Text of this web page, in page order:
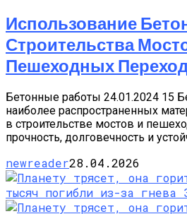
Использование
Строительства
Пешеходных
Бетонные работы 24.01.2024 15
наиболее распространенных
в строительстве мостов и
прочность, долговечность и
newreader28.04.2026